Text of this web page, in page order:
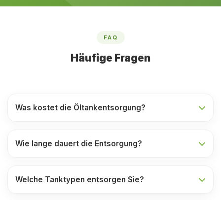
FAQ
Häufige Fragen
Was kostet die Öltankentsorgung?
Wie lange dauert die Entsorgung?
Welche Tanktypen entsorgen Sie?